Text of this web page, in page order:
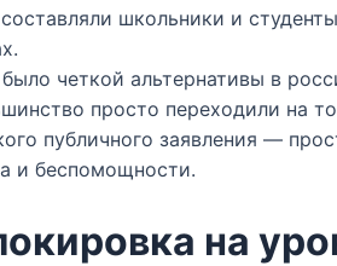
школьники и
четкой альтернативы в
просто переходили на
публичного заявления —
и беспомощности.​
на